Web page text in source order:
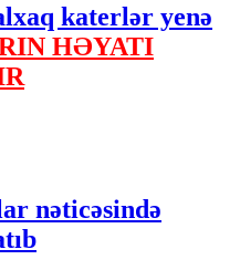
katerlər yenə
HƏYATI
nəticəsində